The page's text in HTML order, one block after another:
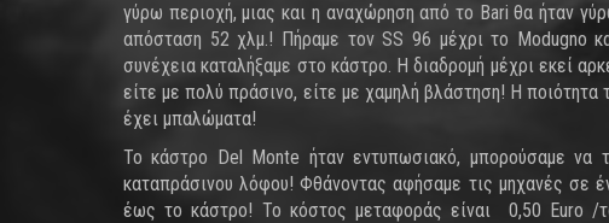
γύρω περιοχή, μιας και η αναχώρηση από το Bari θα ήταν
απόσταση 52 χλμ.! Πήραμε τον SS 96 μέχρι το Modugno
συνέχεια καταλήξαμε στο κάστρο. Η διαδρομή μέχρι εκεί
είτε με πολύ πράσινο, είτε με χαμηλή βλάστηση! Η
έχει μπαλώματα!
Το κάστρο Del Monte ήταν εντυπωσιακό, μπορούσαμε να
καταπράσινου λόφου! Φθάνοντας αφήσαμε τις μηχανές σε
έως το κάστρο! Το κόστος μεταφοράς είναι 0,50 Euro